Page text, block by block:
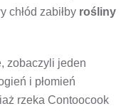
chłód zabiłby rośliny
zobaczyli jeden
i płomień
rzeka Contoocook